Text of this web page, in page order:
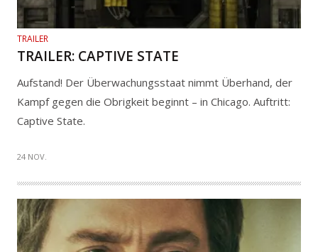
TRAILER
TRAILER: CAPTIVE STATE
Aufstand! Der Überwachungsstaat nimmt Überhand, der
Kampf gegen die Obrigkeit beginnt – in Chicago. Auftritt:
Captive State.
24 NOV.